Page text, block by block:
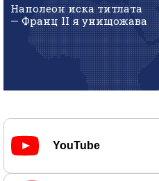
Наполеон иска титлата
— Франц II я унищожава
YouTube